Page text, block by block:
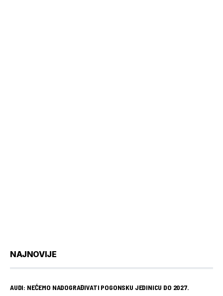
NAJNOVIJE
AUDI: NEĆEMO NADOGRAĐIVATI POGONSKU JEDINICU DO 2027.